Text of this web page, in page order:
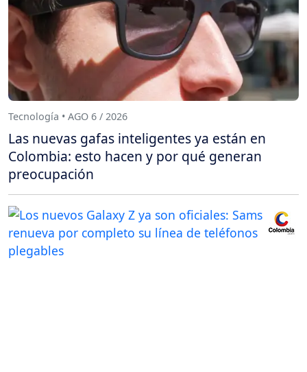
Tecnología • AGO 6 / 2026
Las nuevas gafas inteligentes ya están en
Colombia: esto hacen y por qué generan
preocupación